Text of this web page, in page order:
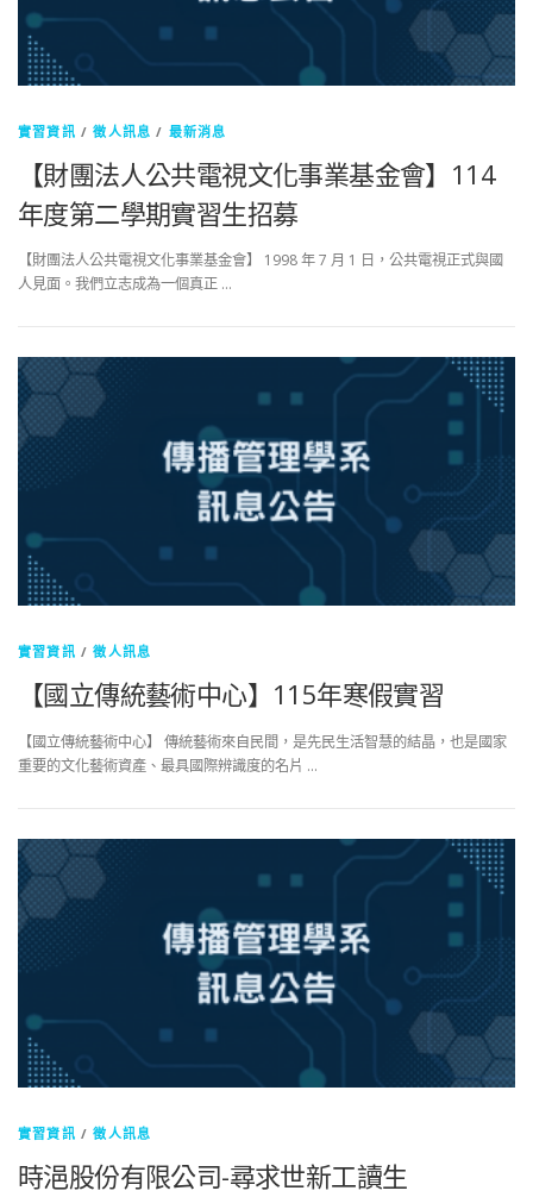
實習資訊 /徵人訊息 / 最新消息
【財團法人公共電視文化事業基金會】114
年度第二學期實習生招募
【財團法人公共電視文化事業基金會】 1998 年 7 月 1 日，公共電視正式與國
人見面。我們立志成為一個真正 …
實習資訊 /徵人訊息
【國立傳統藝術中心】115年寒假實習
【國立傳統藝術中心】 傳統藝術來自民間，是先民生活智慧的結晶，也是國家
重要的文化藝術資產、最具國際辨識度的名片 …
實習資訊 /徵人訊息
時浥股份有限公司-尋求世新工讀生